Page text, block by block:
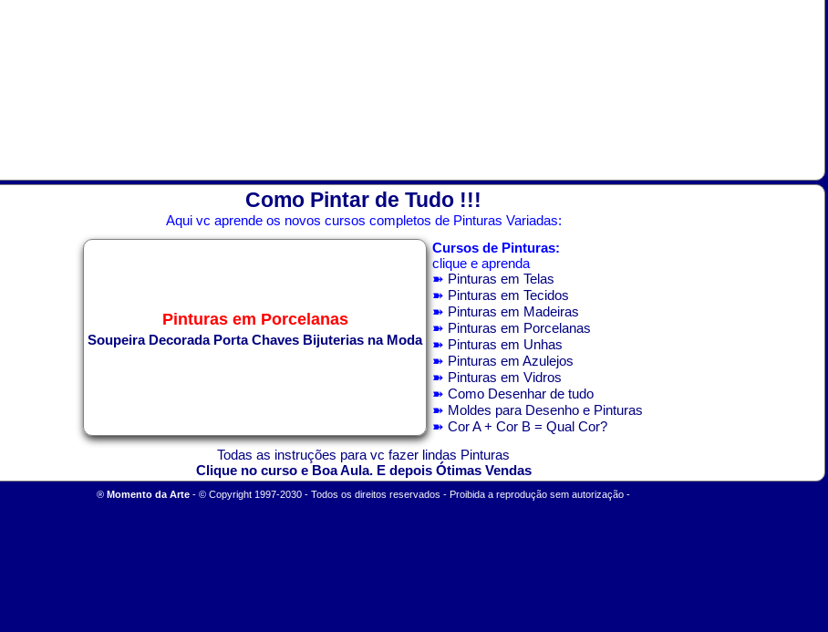
Como Pintar de Tudo !!!
Aqui vc aprende os novos cursos completos de Pinturas Variadas:
Pinturas em Porcelanas
Soupeira Decorada Porta Chaves Bijuterias na Moda
Cursos de Pinturas:
clique e aprenda
➽ Pinturas em Telas
➽ Pinturas em Tecidos
➽ Pinturas em Madeiras
➽ Pinturas em Porcelanas
➽ Pinturas em Unhas
➽ Pinturas em Azulejos
➽ Pinturas em Vidros
➽Como Desenhar de tudo
➽ Moldes para Desenho e Pinturas
➽Cor A + Cor B = Qual Cor?
Todas as instruções para vc fazer lindas Pinturas
Clique no curso e Boa Aula. E depois Ótimas Vendas
® Momento da Arte -© Copyright 1997-2030 - Todos os direitos reservados - Proibida a reprodução sem autorização -